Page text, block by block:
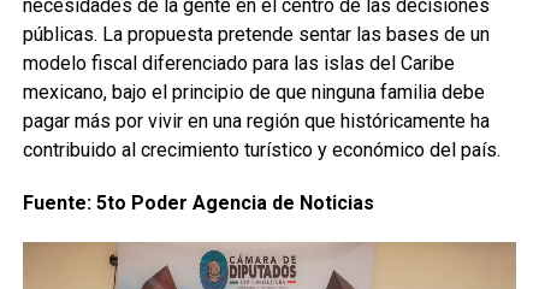
necesidades de la gente en el centro de las decisiones
públicas. La propuesta pretende sentar las bases de un
modelo fiscal diferenciado para las islas del Caribe
mexicano, bajo el principio de que ninguna familia debe
pagar más por vivir en una región que históricamente ha
contribuido al crecimiento turístico y económico del país.
Fuente: 5to Poder Agencia de Noticias